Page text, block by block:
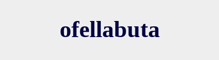
ofellabuta